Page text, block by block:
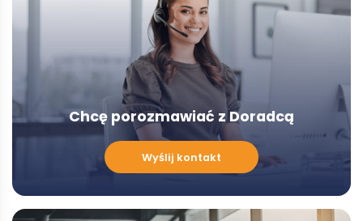
Chcę porozmawiać z Doradcą
porozmawiać
Doradcą
-
Wyślij kontakt